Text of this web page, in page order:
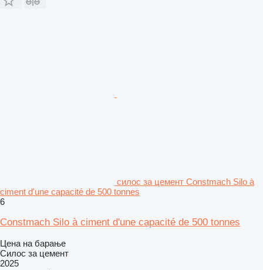
силос за цемент Constmach Silo à
ciment d'une capacité de 500 tonnes
6
Constmach Silo à ciment d'une capacité de 500 tonnes
Цена на барање
Силос за цемент
2025